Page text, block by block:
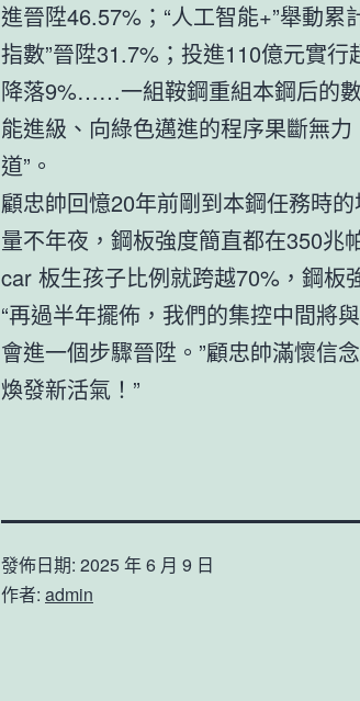
進晉陞46.57%；“人工智能+”舉動
指數”晉陞31.7%；投進110億元實
降落9%……一組鞍鋼重組本鋼后的
能進級、向綠色邁進的程序果斷無
道”。
顧忠帥回憶20年前剛到本鋼任務時
量不年夜，鋼板強度簡直都在350兆
car 板生孩子比例就跨越70%，鋼板
“再過半年擺佈，我們的集控中間將
會進一個步驟晉陞。”顧忠帥滿懷信
煥發新活氣！”
發佈日期: 2025 年 6 月 9 日
作者: admin